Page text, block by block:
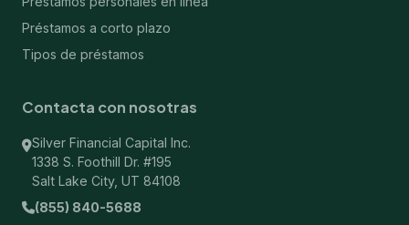
Préstamos a corto plazo
Tipos de préstamos
Contacta con nosotras
Silver Financial Capital Inc.
1338 S. Foothill Dr. #195
Salt Lake City, UT 84108
(855) 840-5688